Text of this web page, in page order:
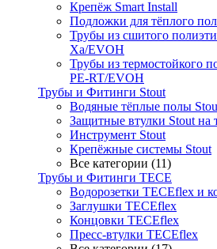
Крепёж Smart Install
Подложки для тёплого
Трубы из сшитого
Xa/EVOH
Трубы из термостойкого
PE-RT/EVOH
Трубы и Фитинги Stout
Водяные тёплые полы
Защитные втулки Stout на
Инструмент Stout
Крепёжные системы Stout
Все категории (11)
Трубы и Фитинги TECE
Водорозетки TECEflex и
Заглушки TECEflex
Концовки TECEflex
Пресс-втулки TECEflex